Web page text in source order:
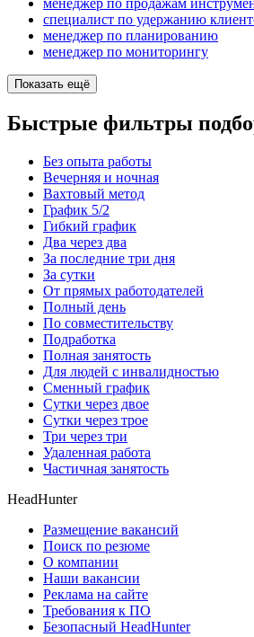
менеджер по продажам
специалист по удержанию
менеджер по планированию
менеджер по мониторингу
Показать ещё
Быстрые фильтры
Без опыта работы
Вечерняя и ночная
Вахтовый метод
График 5/2
Гибкий график
Два через два
За последние три дня
За сутки
От прямых работодателей
Полный день
По совместительству
Подработка
Полная занятость
Для людей с инвалидностью
Сменный график
Сутки через двое
Сутки через трое
Три через три
Удаленная работа
Частичная занятость
HeadHunter
Размещение вакансий
Поиск по резюме
О компании
Наши вакансии
Реклама на сайте
Требования к ПО
Безопасный HeadHunter